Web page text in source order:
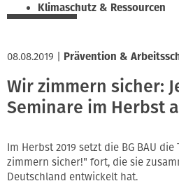
Klimaschutz & Ressourcen
Soziales & Tarifpolitik
Verband & Innungen
Innung
08.08.2019 Prävention &
Wir zimmern sicher:
Seminare im Herbst
Im Herbst 2019 setzt die BG BAU
zimmern sicher!" fort, die sie
Deutschland entwickelt hat.